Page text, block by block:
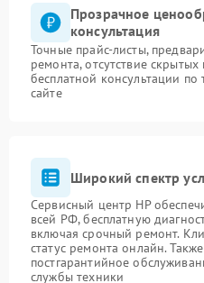
Прозрачное
консультация
Точные прайс-листы,
ремонта, отсутствие
бесплатной консультации
сайте
Широкий спектр
Сервисный центр HP
всей РФ, бесплатную
включая срочный ремонт.
статус ремонта онлайн.
постгарантийное
службы техники